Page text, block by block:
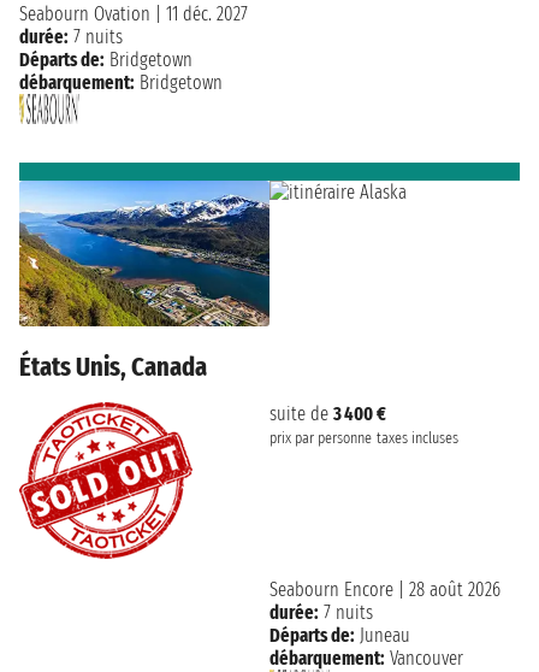
Seabourn Ovation
11 déc. 2027
durée: 7 nuits
Départs de: Bridgetown
débarquement: Bridgetown
États Unis, Canada
suite de 3 400 €
prix par personne taxes incluses
Seabourn Encore
28 août 2026
durée: 7 nuits
Départs de: Juneau
débarquement: Vancouver